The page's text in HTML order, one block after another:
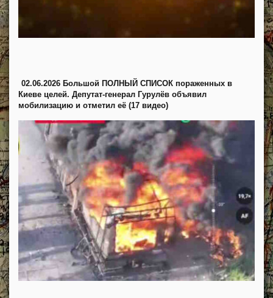
02.06.2026 Большой ПОЛНЫЙ СПИСОК пораженных в
Киеве целей. Депутат-генерал Гурулёв объявил
мобилизацию и отметил её (17 видео)